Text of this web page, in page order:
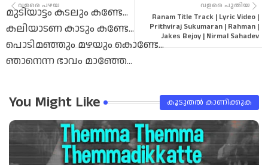
മുടിയാട്ടം കടലും കണ്ടേ...
കലിയാടണ കാടും കണ്ടേ...
പൊടിമഞ്ഞും മഴയും കൊണ്ടേ...
ഞാനെന്ന ഭാവം മാഞ്ഞേ...
ഓരത്തൊരു മലരും നിൽപ്പേ...
കളിപാടും കിളിയെ കണ്ടേ..
ഞാനെന്ന ഭാവം മാഞ്ഞേ...
tsa
pp
വളരെ പുതിയ
Ranam Title Track | Lyric Video |
Prithviraj Sukumaran | Rahman |
Jakes Bejoy | Nirmal Sahadev
വളരെ പഴയ
You Might Like കൂടുതൽ‍ കാണിക്കുക